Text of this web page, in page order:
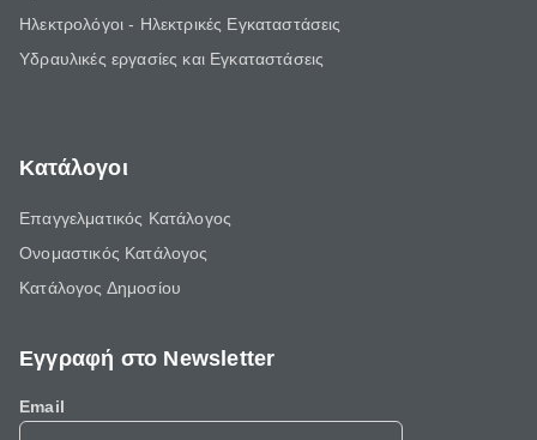
Ηλεκτρολόγοι - Ηλεκτρικές Εγκαταστάσεις
Υδραυλικές εργασίες και Εγκαταστάσεις
Κατάλογοι
Επαγγελματικός Κατάλογος
Ονομαστικός Κατάλογος
Κατάλογος Δημοσίου
Εγγραφή στο Newsletter
Email